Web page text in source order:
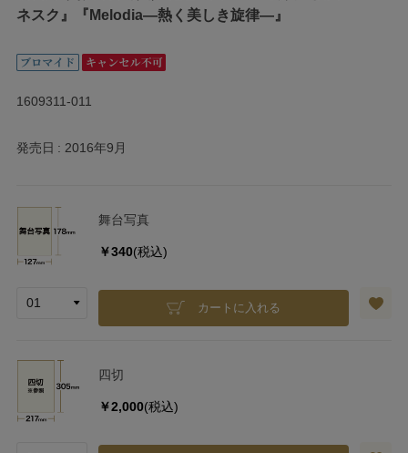
ネスク』『Melodia―熱く美しき旋律―』
1609311-011
発売日 2016年9月
舞台写真
￥340(税込)
カートに入れる
四切
￥2,000(税込)